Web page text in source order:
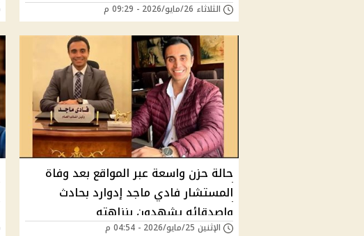
الثلاثاء 26/مايو/2026 - 09:29 م
حالة حزن واسعة عبر المواقع بعد وفاة
المستشار فادي ماجد إدوارد بحادث
واصدقائه يشهدون بنزاهته
الإثنين 25/مايو/2026 - 04:54 م